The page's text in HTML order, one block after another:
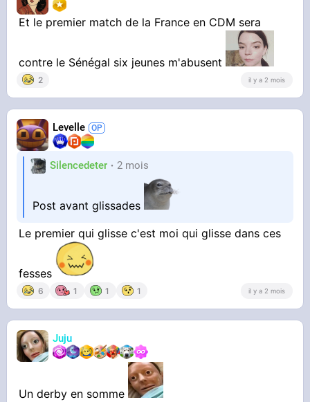
Et le premier match de la France en CDM sera
contre le Sénégal six jeunes m'abusent
2 il y a 2 mois
Levelle
Silencedeter 2 mois
Post avant glissades
Le premier qui glisse c'est moi qui glisse dans ces
fesses
6 1 1 1 il y a 2 mois
Juju
Un derby en somme